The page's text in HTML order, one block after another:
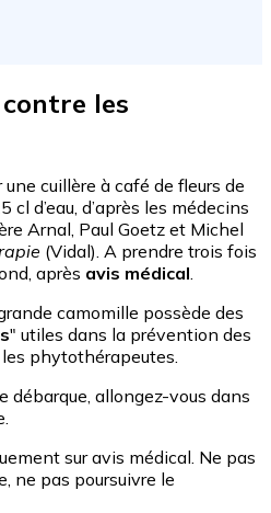
les
cuillère à café de fleurs de
cl d’eau, d’après les médecins
Arnal, Paul Goetz et Michel
(Vidal). A prendre trois fois
après avis médical
camomille possède des
" utiles dans la prévention des
phytothérapeutes.
débarque, allongez-vous dans
sur avis médical. Ne pas
ne pas poursuivre le